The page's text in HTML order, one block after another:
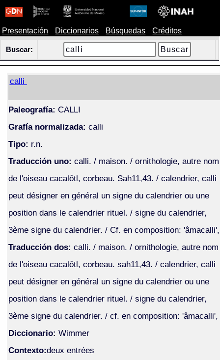
Presentación Diccionarios Búsquedas Créditos
Buscar:
calli
Paleografía: CALLI
Grafía normalizada: calli
Tipo: r.n.
Traducción uno: calli. / maison. / ornithologie, autre nom
de l'oiseau cacalôtl, corbeau. Sah11,43. / calendrier, calli
peut désigner en général un signe du calendrier ou une
position dans le calendrier rituel. / signe du calendrier,
3ème signe du calendrier. / Cf. en composition: 'âmacalli',
Traducción dos: calli. / maison. / ornithologie, autre nom
de l'oiseau cacalôtl, corbeau. sah11,43. / calendrier, calli
peut désigner en général un signe du calendrier ou une
position dans le calendrier rituel. / signe du calendrier,
3ème signe du calendrier. / cf. en composition: 'âmacalli',
Diccionario: Wimmer
Contexto:deux entrées